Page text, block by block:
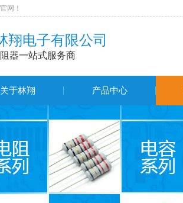
网！
翔电子有限公司
器一站式服务商
关于林翔 产品中心